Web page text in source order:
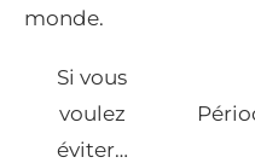
monde.
Si vous
voulez
éviter…